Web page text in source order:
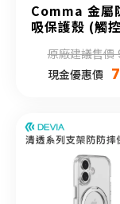
Comma 金屬
吸保護殼 (觸
原廠建議售價
現金優惠價